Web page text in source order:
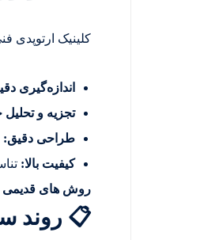
کلینیک ارتوپدی
اندازه‌گیری
تجزیه و تحلیل
طراحی دقیق:
کیفیت بالا: تناسب ۹۹%
روش های قدیمی
📋 روند